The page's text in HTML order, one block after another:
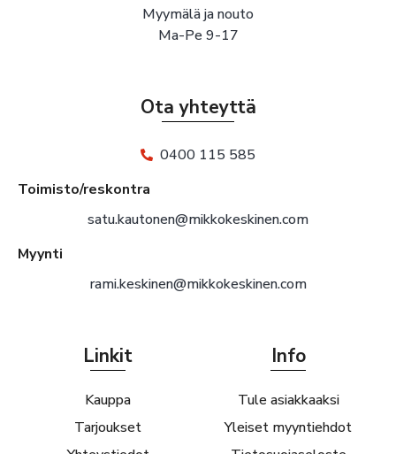
Myymälä ja nouto
Ma-Pe 9-17
Ota yhteyttä
0400 115 585
Toimisto/reskontra
satu.kautonen@mikkokeskinen.com
Myynti
rami.keskinen@mikkokeskinen.com
Linkit
Kauppa
Tarjoukset
Info
Tule asiakkaaksi
Yleiset myyntiehdot